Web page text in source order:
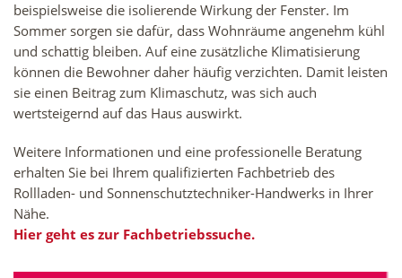
beispielsweise die isolierende Wirkung der Fenster. Im
Sommer sorgen sie dafür, dass Wohnräume angenehm kühl
und schattig bleiben. Auf eine zusätzliche Klimatisierung
können die Bewohner daher häufig verzichten. Damit leisten
sie einen Beitrag zum Klimaschutz, was sich auch
wertsteigernd auf das Haus auswirkt.
Weitere Informationen und eine professionelle Beratung
erhalten Sie bei Ihrem qualifizierten Fachbetrieb des
Rollladen- und Sonnenschutztechniker-Handwerks in Ihrer
Nähe.
Hier geht es zur Fachbetriebssuche.